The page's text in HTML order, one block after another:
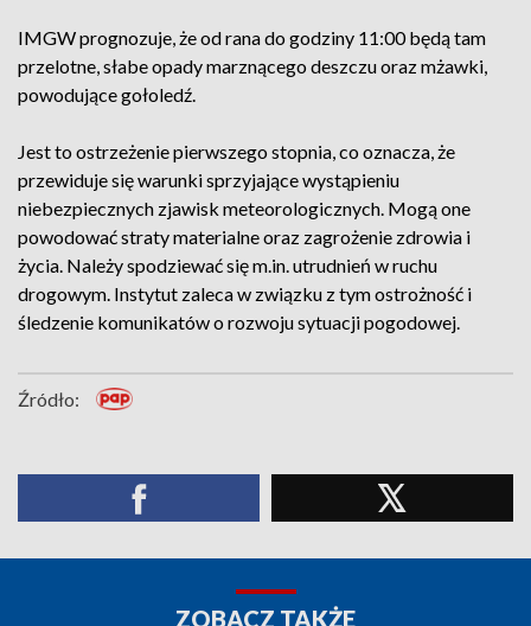
IMGW prognozuje, że od rana do godziny 11:00 będą tam
przelotne, słabe opady marznącego deszczu oraz mżawki,
powodujące gołoledź.
Jest to ostrzeżenie pierwszego stopnia, co oznacza, że
przewiduje się warunki sprzyjające wystąpieniu
niebezpiecznych zjawisk meteorologicznych. Mogą one
powodować straty materialne oraz zagrożenie zdrowia i
życia. Należy spodziewać się m.in. utrudnień w ruchu
drogowym. Instytut zaleca w związku z tym ostrożność i
śledzenie komunikatów o rozwoju sytuacji pogodowej.
Źródło:
ZOBACZ TAKŻE